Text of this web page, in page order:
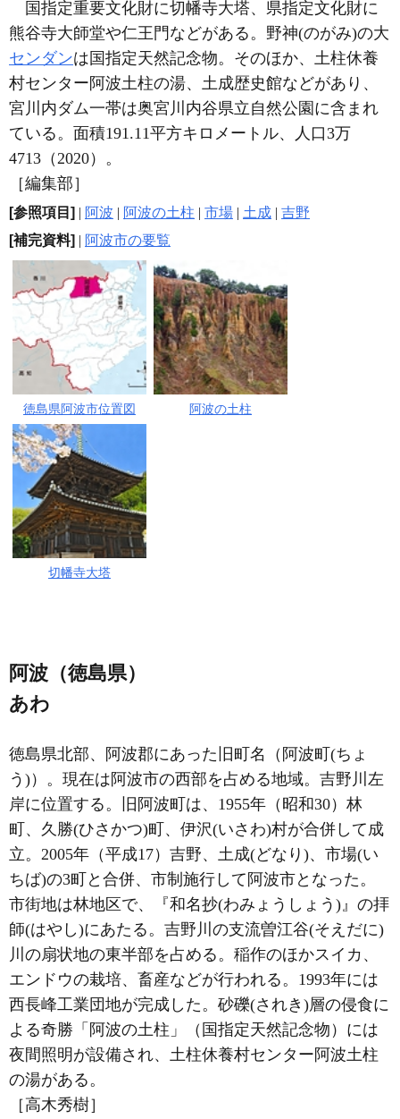
国指定重要文化財に切幡寺大塔、県指定文化財に
熊谷寺大師堂や仁王門などがある。野神(のがみ)の大
センダンは国指定天然記念物。そのほか、土柱休養
村センター阿波土柱の湯、土成歴史館などがあり、
宮川内ダム一帯は奥宮川内谷県立自然公園に含まれ
ている。面積191.11平方キロメートル、人口3万
4713（2020）。
［編集部］
[参照項目] | 阿波 | 阿波の土柱 | 市場 | 土成 | 吉野
[補完資料] | 阿波市の要覧
徳島県阿波市位置図 阿波の土柱
切幡寺大塔
阿波（徳島県）
あわ
徳島県北部、阿波郡にあった旧町名（阿波町(ちょ
う)）。現在は阿波市の西部を占める地域。吉野川左
岸に位置する。旧阿波町は、1955年（昭和30）林
町、久勝(ひさかつ)町、伊沢(いさわ)村が合併して成
立。2005年（平成17）吉野、土成(どなり)、市場(い
ちば)の3町と合併、市制施行して阿波市となった。
市街地は林地区で、『和名抄(わみょうしょう)』の拝
師(はやし)にあたる。吉野川の支流曽江谷(そえだに)
川の扇状地の東半部を占める。稲作のほかスイカ、
エンドウの栽培、畜産などが行われる。1993年には
西長峰工業団地が完成した。砂礫(されき)層の侵食に
よる奇勝「阿波の土柱」（国指定天然記念物）には
夜間照明が設備され、土柱休養村センター阿波土柱
の湯がある。
［高木秀樹］